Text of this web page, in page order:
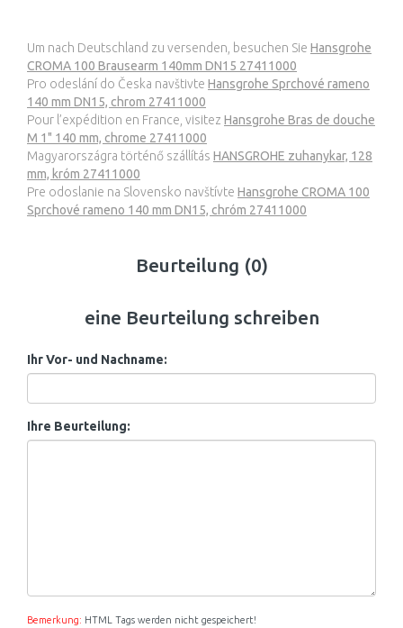
Um nach Deutschland zu versenden, besuchen Sie Hansgrohe
CROMA 100 Brausearm 140mm DN15 27411000
Pro odeslání do Česka navštivte Hansgrohe Sprchové rameno
140 mm DN15, chrom 27411000
Pour l’expédition en France, visitez Hansgrohe Bras de douche
M 1" 140 mm, chrome 27411000
Magyarországra történő szállítás HANSGROHE zuhanykar, 128
mm, króm 27411000
Pre odoslanie na Slovensko navštívte Hansgrohe CROMA 100
Sprchové rameno 140 mm DN15, chróm 27411000
Beurteilung (0)
eine Beurteilung schreiben
Ihr Vor- und Nachname:
Ihre Beurteilung:
Bemerkung: HTML Tags werden nicht gespeichert!